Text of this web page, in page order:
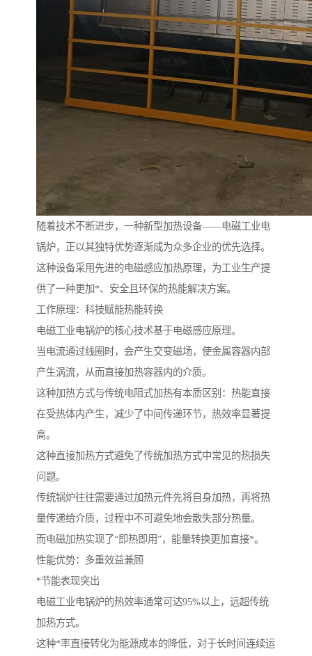
随着技术不断进步，一种新型加热设备——电磁工业电
锅炉，正以其独特优势逐渐成为众多企业的优先选择。
这种设备采用先进的电磁感应加热原理，为工业生产提
供了一种更加*、安全且环保的热能解决方案。
工作原理：科技赋能热能转换
电磁工业电锅炉的核心技术基于电磁感应原理。
当电流通过线圈时，会产生交变磁场，使金属容器内部
产生涡流，从而直接加热容器内的介质。
这种加热方式与传统电阻式加热有本质区别：热能直接
在受热体内产生，减少了中间传递环节，热效率显著提
高。
这种直接加热方式避免了传统加热方式中常见的热损失
问题。
传统锅炉往往需要通过加热元件先将自身加热，再将热
量传递给介质，过程中不可避免地会散失部分热量。
而电磁加热实现了“即热即用”，能量转换更加直接*。
性能优势：多重效益兼顾
*节能表现突出
电磁工业电锅炉的热效率通常可达95%以上，远超传统
加热方式。
这种*率直接转化为能源成本的降低，对于长时间连续运